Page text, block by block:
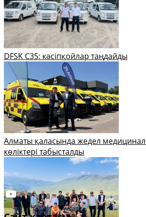
DFSK C35: кәсіпқойлар таңдайды
Алматы қаласында жедел
көліктері табысталды